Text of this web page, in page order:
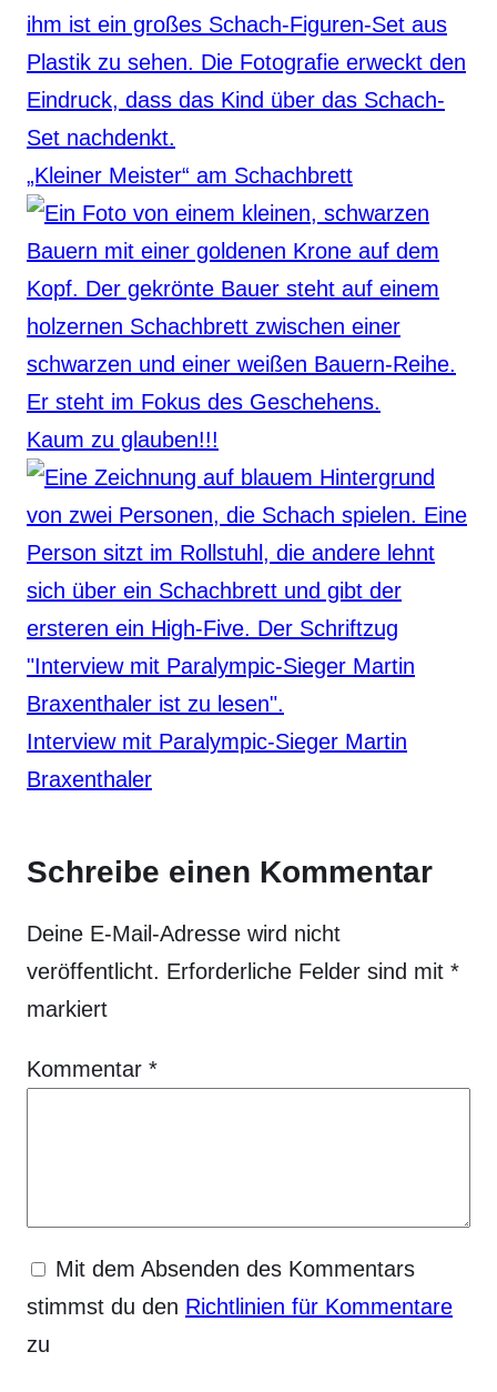
„Kleiner Meister“ am Schachbrett
Kaum zu glauben!!!
Interview mit Paralympic-Sieger Martin
Braxenthaler
Schreibe einen Kommentar
Deine E-Mail-Adresse wird nicht
veröffentlicht. Erforderliche Felder sind mit *
markiert
Kommentar *
Mit dem Absenden des Kommentars
stimmst du den Richtlinien für Kommentare
zu